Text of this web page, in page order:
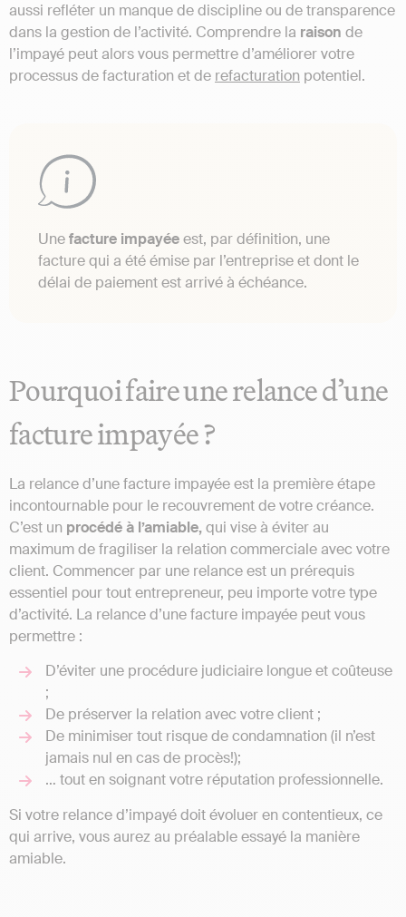
aussi refléter un manque de discipline ou de transparence
dans la gestion de l’activité. Comprendre la raison de
l’impayé peut alors vous permettre d’améliorer votre
processus de facturation et de refacturation potentiel.
Unefacture impayéeest, par définition, une
facture qui a été émise par l’entreprise et dont le
délai de paiement est arrivé à échéance.
Pourquoi faire une relance d’une
facture impayée ?
La relance d’une facture impayée est la première étape
incontournable pour le recouvrement de votre créance.
C’est un procédé à l’amiable,qui vise à éviter au
maximum de fragiliser la relation commerciale avec votre
client. Commencer par une relance est un prérequis
essentiel pour tout entrepreneur, peu importe votre type
d’activité. La relance d’une facture impayée peut vous
permettre :
D’éviter une procédure judiciaire longue et coûteuse
;
De préserver la relation avec votre client ;
De minimiser tout risque de condamnation (il n’est
jamais nul en cas de procès!);
… tout en soignant votre réputation professionnelle.
Si votre relance d’impayé doit évoluer en contentieux, ce
qui arrive, vous aurez au préalable essayé la manière
amiable.